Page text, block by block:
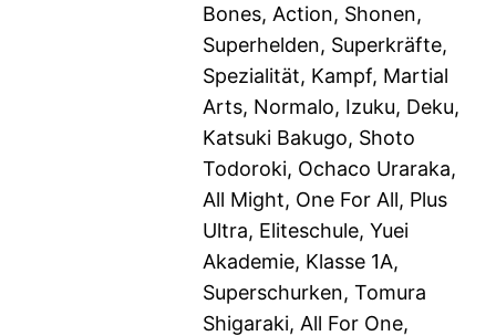
Bones, Action, Shonen,
Superhelden, Superkräfte,
Spezialität, Kampf, Martial
Arts, Normalo, Izuku, Deku,
Katsuki Bakugo, Shoto
Todoroki, Ochaco Uraraka,
All Might, One For All, Plus
Ultra, Eliteschule, Yuei
Akademie, Klasse 1A,
Superschurken, Tomura
Shigaraki, All For One,